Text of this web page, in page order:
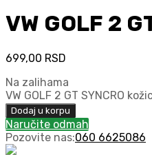
VW GOLF 2
699,00 RSD
Na zalihama
VW GOLF 2 GT SYNCRO
Dodaj u korpu
Naručite odmah
Pozovite nas:060 6625086